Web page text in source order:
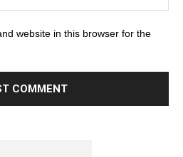
website in this browser for the